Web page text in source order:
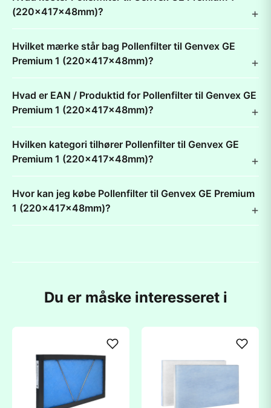
(220x417x48mm)?
Hvilket mærke står bag Pollenfilter til Genvex GE
Premium 1 (220x417x48mm)?
Hvad er EAN / Produktid for Pollenfilter til Genvex GE
Premium 1 (220x417x48mm)?
Hvilken kategori tilhører Pollenfilter til Genvex GE
Premium 1 (220x417x48mm)?
Hvor kan jeg købe Pollenfilter til Genvex GE Premium
1 (220x417x48mm)?
Du er måske interesseret i